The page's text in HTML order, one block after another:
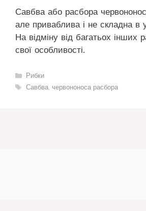
Савбва або расбора
але приваблива і не складна в
На відміну від багатьох інших
свої особливості.
Категорії
Рибки
Позначки
Савбва, червононоса расбора